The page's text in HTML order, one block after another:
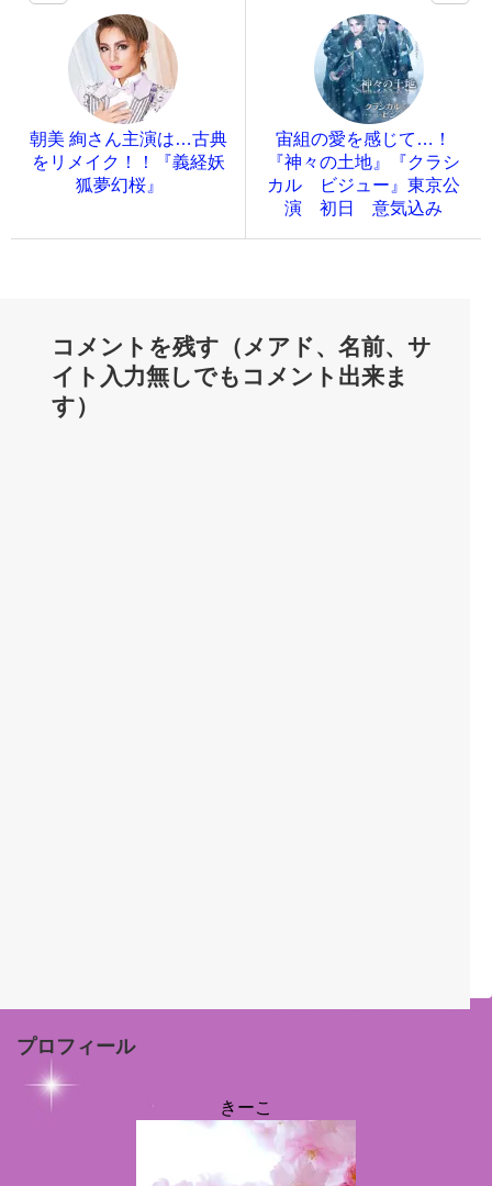
朝美 絢さん主演は…古典
をリメイク！！『義経妖
狐夢幻桜』
宙組の愛を感じて…！
『神々の土地』『クラシ
カル ビジュー』東京公
演 初日 意気込み
コメントを残す（メアド、名前、サ
イト入力無しでもコメント出来ま
す）
プロフィール
きーこ